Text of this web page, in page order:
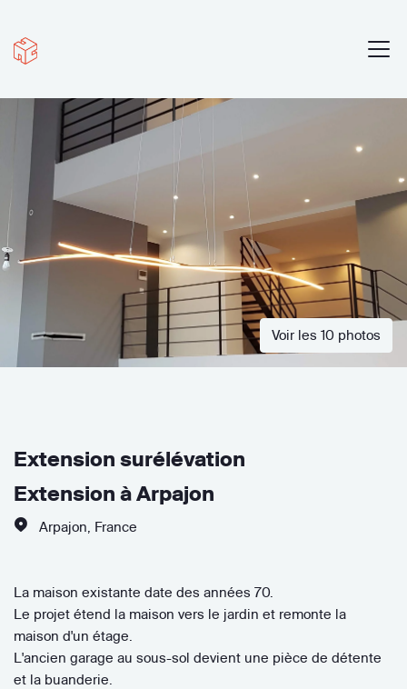
Voir les 10 photos
Extension surélévation
Extension à Arpajon
Arpajon France
La maison existante date des années 70.
Le projet étend la maison vers le jardin et remonte la
maison d'un étage.
L'ancien garage au sous-sol devient une pièce de détente
et la buanderie.